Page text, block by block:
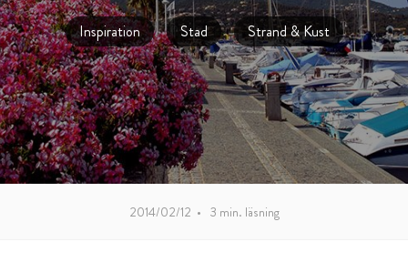
Inspiration Stad Strand & Kust
2014/02/12 • 3 min. läsning